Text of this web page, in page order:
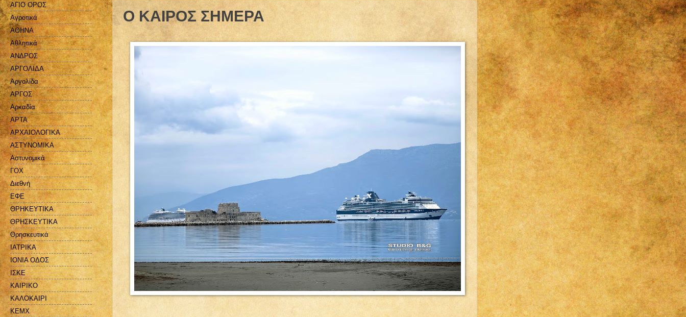
Ο ΚΑΙΡΟΣ ΣΗΜΕΡΑ
ΑΓΙΟ ΟΡΟΣ
Αγροτικά
ΑΘΗΝΑ
Αθλητικά
ΑΝΔΡΟΣ
ΑΡΓΟΛΙΔΑ
Αργολίδα
ΑΡΓΟΣ
Αρκαδία
ΑΡΤΑ
ΑΡΧΑΙΟΛΟΓΙΚΑ
ΑΣΤΥΝΟΜΙΚΑ
Αστυνομικά
ΓΟΧ
Διεθνή
ΕΦΕ
ΘΡΗΚΕΥΤΙΚΑ
ΘΡΗΣΚΕΥΤΙΚΑ
Θρησκευτικά
ΙΑΤΡΙΚΑ
ΙΟΝΙΑ ΟΔΟΣ
ΙΣΚΕ
ΚΑΙΡΙΚΟ
ΚΑΛΟΚΑΙΡΙ
ΚΕΜΧ